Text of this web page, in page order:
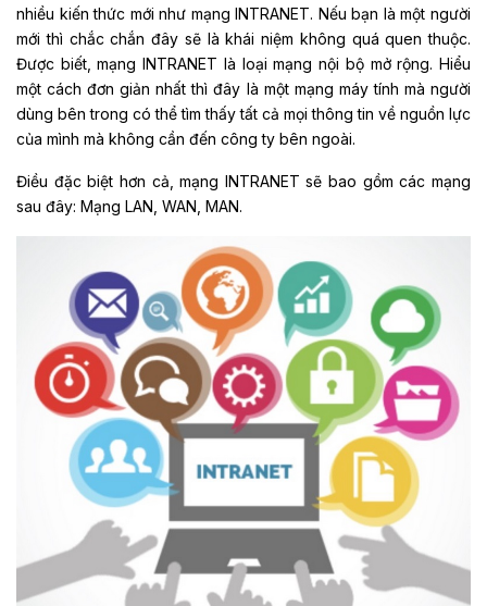
nhiều kiến thức mới như mạng INTRANET. Nếu bạn là một người
mới thì chắc chắn đây sẽ là khái niệm không quá quen thuộc.
Được biết, mạng INTRANET là loại mạng nội bộ mở rộng. Hiểu
một cách đơn giản nhất thì đây là một mạng máy tính mà người
dùng bên trong có thể tìm thấy tất cả mọi thông tin về nguồn lực
của mình mà không cần đến công ty bên ngoài.
Điều đặc biệt hơn cả, mạng INTRANET sẽ bao gồm các mạng
sau đây: Mạng LAN, WAN, MAN.